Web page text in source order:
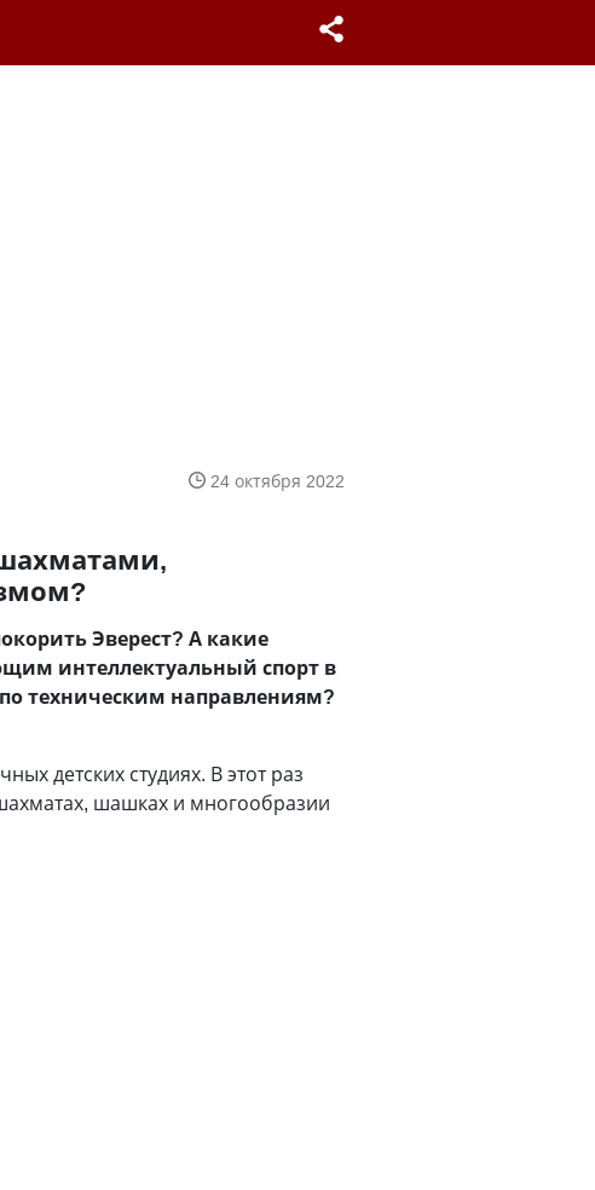
24 октября 2022
Эверест? А какие
интеллектуальный спорт в
техническим направлениям?
детских студиях. В этот раз
шашках и многообразии